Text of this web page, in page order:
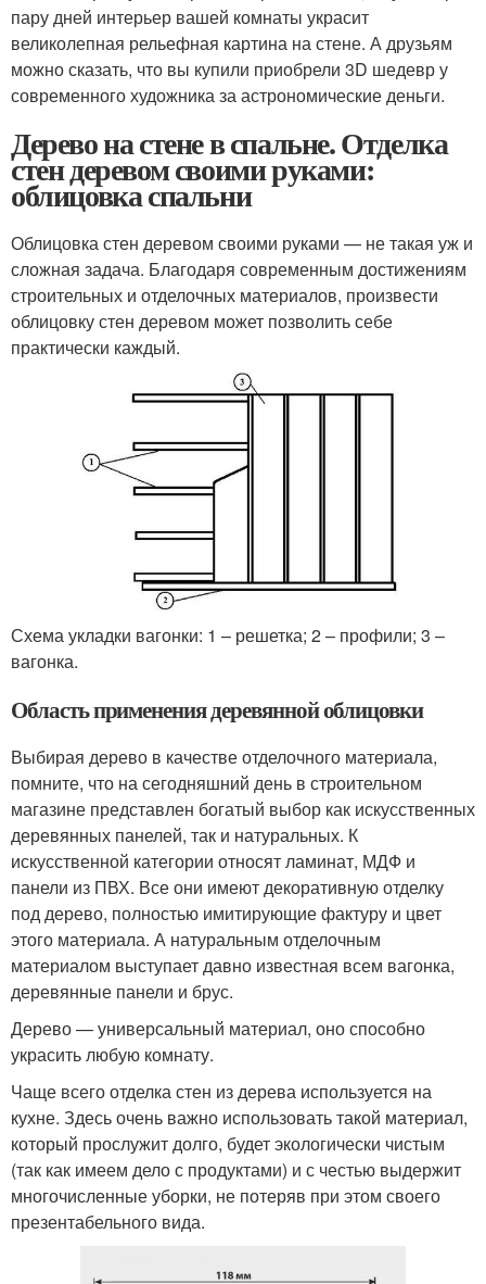
пару дней интерьер вашей комнаты украсит
великолепная рельефная картина на стене. А друзьям
можно сказать, что вы купили приобрели 3D шедевр у
современного художника за астрономические деньги.
Дерево на стене в спальне. Отделка
стен деревом своими руками:
облицовка спальни
Облицовка стен деревом своими руками — не такая уж и
сложная задача. Благодаря современным достижениям
строительных и отделочных материалов, произвести
облицовку стен деревом может позволить себе
практически каждый.
Схема укладки вагонки: 1 – решетка; 2 – профили; 3 –
вагонка.
Область применения деревянной облицовки
Выбирая дерево в качестве отделочного материала,
помните, что на сегодняшний день в строительном
магазине представлен богатый выбор как искусственных
деревянных панелей, так и натуральных. К
искусственной категории относят ламинат, МДФ и
панели из ПВХ. Все они имеют декоративную отделку
под дерево, полностью имитирующие фактуру и цвет
этого материала. А натуральным отделочным
материалом выступает давно известная всем вагонка,
деревянные панели и брус.
Дерево — универсальный материал, оно способно
украсить любую комнату.
Чаще всего отделка стен из дерева используется на
кухне. Здесь очень важно использовать такой материал,
который прослужит долго, будет экологически чистым
(так как имеем дело с продуктами) и с честью выдержит
многочисленные уборки, не потеряв при этом своего
презентабельного вида.